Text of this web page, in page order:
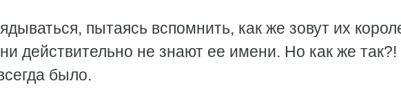
пытаясь вспомнить, как же зовут их
действительно не знают ее имени. Но как же
было.